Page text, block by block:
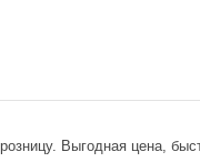
Выгодная цена,